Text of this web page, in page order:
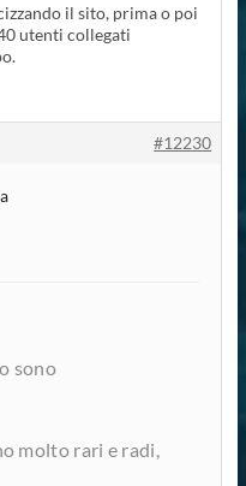
il sito, prima o poi
utenti collegati
#12230
sono
molto rari e radi,